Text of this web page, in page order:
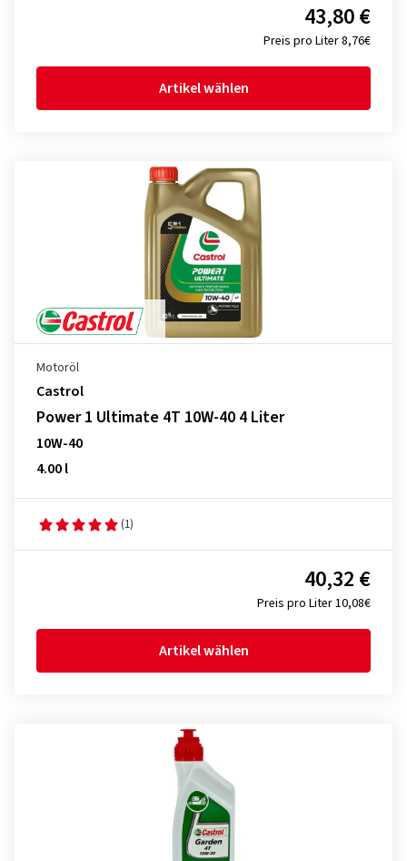
Preis pro Liter 8,76€
43,80 €
Artikel wählen
Motoröl
Castrol
Power 1 Ultimate 4T 10W-40 4 Liter
10W-40
4.00 l
(1)
Preis pro Liter 10,08€
40,32 €
Artikel wählen